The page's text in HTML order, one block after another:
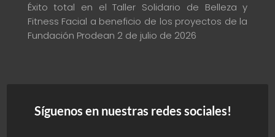
Éxito total en el Taller Solidario de Belleza y
Fitness Facial a beneficio de los proyectos de la
Fundación Prodean 2 de julio de 2026
Síguenos en nuestras redes sociales!